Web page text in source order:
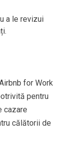
a le revizui
for Work
pentru
cazare
călătorii de